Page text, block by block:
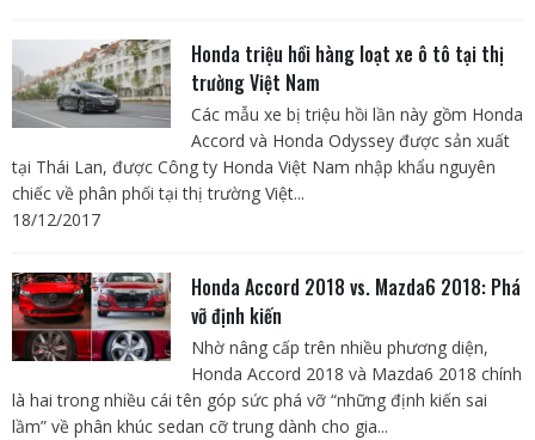
Honda triệu hồi hàng loạt xe ô tô tại thị
trường Việt Nam
Các mẫu xe bị triệu hồi lần này gồm Honda
Accord và Honda Odyssey được sản xuất
tại Thái Lan, được Công ty Honda Việt Nam nhập khẩu nguyên
chiếc về phân phối tại thị trường Việt...
18/12/2017
Honda Accord 2018 vs. Mazda6 2018: Phá
vỡ định kiến
Nhờ nâng cấp trên nhiều phương diện,
Honda Accord 2018 và Mazda6 2018 chính
là hai trong nhiều cái tên góp sức phá vỡ “những định kiến sai
lầm” về phân khúc sedan cỡ trung dành cho gia...